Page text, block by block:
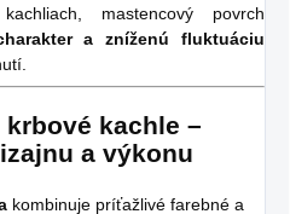
mastencový povrch
a zníženú fluktuáciu
krbové kachle –
a výkonu
kombinuje príťažlivé farebné a